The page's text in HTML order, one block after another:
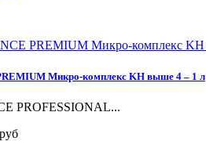
Микро-комплекс KH выше 4 – 1 л
PROFESSIONAL...